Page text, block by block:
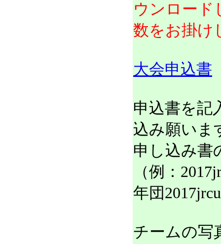
ウンロード
数をお掛け
大会申込書
申込書を記
込み願いま
申し込み書
（例：
年団
チームの写